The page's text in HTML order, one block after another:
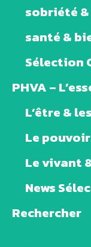
sobriété
santé &
Sélection
PHVA –
L’être &
Le
Le vivant
News
Rechercher